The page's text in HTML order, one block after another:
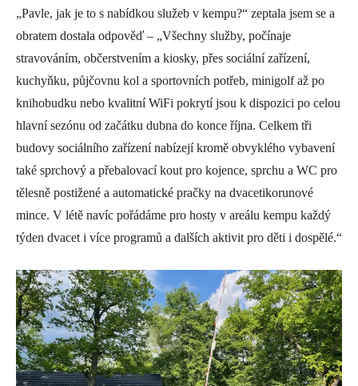
„Pavle, jak je to s nabídkou služeb v kempu?“ zeptala jsem se a
obratem dostala odpověď – „Všechny služby, počínaje
stravováním, občerstvením a kiosky, přes sociální zařízení,
kuchyňku, půjčovnu kol a sportovních potřeb, minigolf až po
knihobudku nebo kvalitní WiFi pokrytí jsou k dispozici po celou
hlavní sezónu od začátku dubna do konce října. Celkem tři
budovy sociálního zařízení nabízejí kromě obvyklého vybavení
také sprchový a přebalovací kout pro kojence, sprchu a WC pro
tělesně postižené a automatické pračky na dvacetikorunové
mince. V létě navíc pořádáme pro hosty v areálu kempu každý
týden dvacet i více programů a dalších aktivit pro děti i dospělé.“